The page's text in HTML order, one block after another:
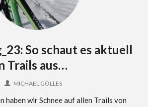
So schaut es aktuell
Trails aus…
MICHAEL GÖLLES
haben wir Schnee auf allen Trails von